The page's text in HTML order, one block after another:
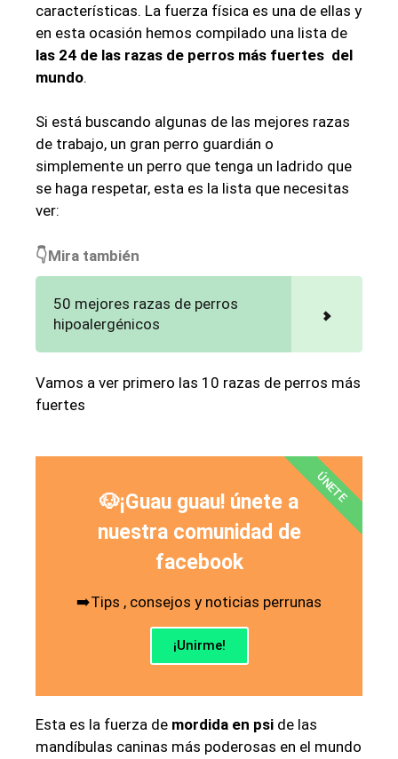
características. La fuerza física es una de ellas y
en esta ocasión hemos compilado una lista de
las 24 de las razas de perros más fuertes del
mundo.
Si está buscando algunas de las mejores razas
de trabajo, un gran perro guardián o
simplemente un perro que tenga un ladrido que
se haga respetar, esta es la lista que necesitas
ver:
👇Mira también
50 mejores razas de perros
hipoalergénicos
Vamos a ver primero las 10 razas de perros más
fuertes
🐶¡Guau guau! únete a
nuestra comunidad de
facebook
➡️Tips , consejos y noticias perrunas
¡Unirme!
ÚNETE
Esta es la fuerza de mordida en psi de las
mandíbulas caninas más poderosas en el mundo